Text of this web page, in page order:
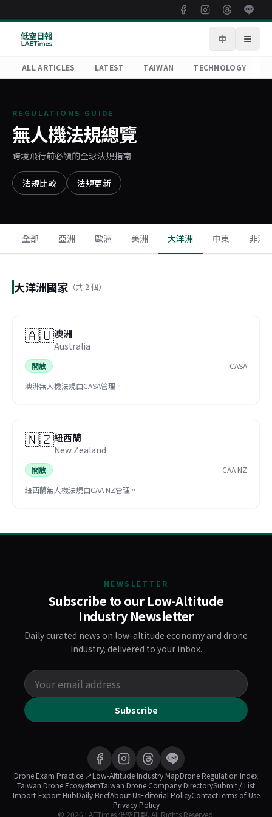
中 Open
ALL ARTICLES LATEST TAIWAN TECHNOLOGY
REGULATIONS GUIDE
無人機法規總覽
跨境飛行前必讀的全球法規指南
法規比較 法規更新
全部 亞洲 歐洲 美洲 大洋洲 中東 非洲
大洋洲國家 （共 2 個）
🇦🇺澳洲
Australia
開放
CASA
澳洲無人機法規由CASA管理。
🇳🇿紐西蘭
New Zealand
開放
CAA NZ
紐西蘭無人機法規由CAA NZ管理。
NEWSLETTER
Subscribe to our Low-Altitude
Industry Newsletter
Daily curated news on low-altitude economy and drone
industry, delivered to your inbox.
Subscribe
Drone Exam Practice ↗Low-Altitude Industry MapDrone Regulation Index
Taiwan Drone EcosystemTaiwan Drone Company DirectorySubmit / List
Import-Export HubDaily BriefAbout UsEditorial PolicyContactTerms of Use
Privacy Policy
© 2026 LAETimes 低空日報. All Rights Reserved.